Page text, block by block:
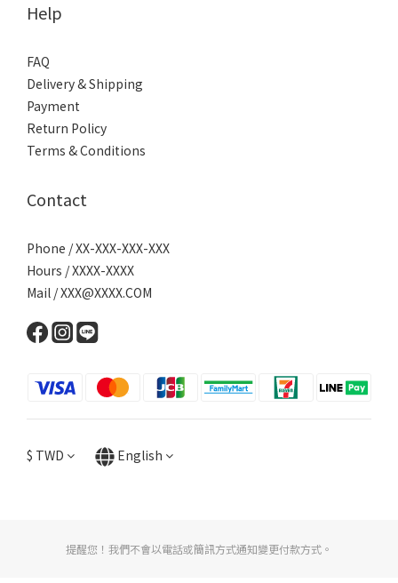
Help
FAQ
Delivery & Shipping
Payment
Return Policy
Terms & Conditions
Contact
Phone / XX-XXX-XXX-XXX
Hours / XXXX-XXXX
Mail / XXX@XXXX.COM
$ TWD English
提醒您！我們不會以電話或簡訊方式通知變更付款方式。